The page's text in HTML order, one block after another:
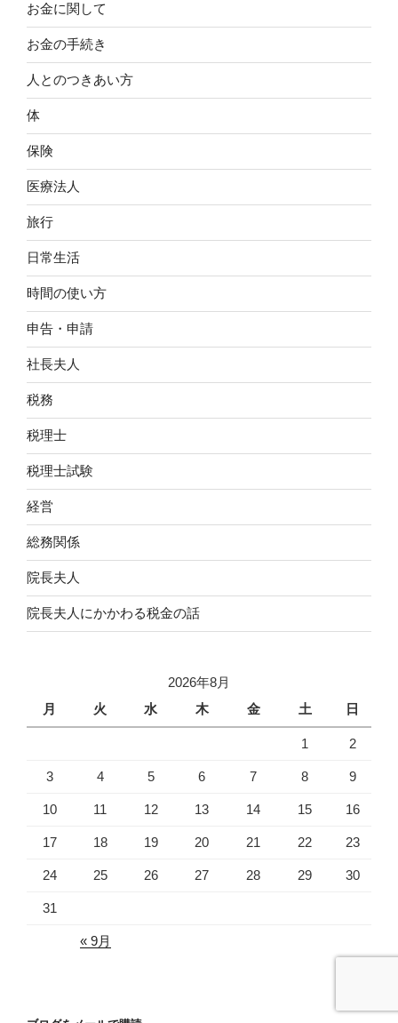
お金に関して
お金の手続き
人とのつきあい方
体
保険
医療法人
旅行
日常生活
時間の使い方
申告・申請
社長夫人
税務
税理士
税理士試験
経営
総務関係
院長夫人
院長夫人にかかわる税金の話
2026年8月
月
火 水 木 金 土 日
1 2
3 4 5 6 7 8 9
10 11 12 13 14 15 16
17 18 19 20 21 22 23
24 25 26 27 28 29 30
31
« 9月